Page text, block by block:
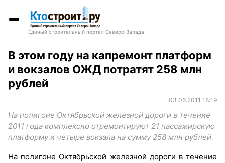
Единый строительный портал Северо-Запада
В этом году на капремонт платформ
и вокзалов ОЖД потратят 258 млн
рублей
03.06.2011 18:19
На полигоне Октябрьской железной дороги в течение
2011 года комплексно отремонтируют 21 пассажирскую
платформу и четыре вокзала на сумму 258 млн рублей.
На полигоне Октябрьской железной дороги в течение